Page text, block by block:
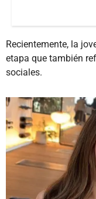
Recientemente, la
etapa que también
sociales.